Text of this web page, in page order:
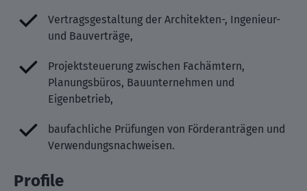
Vertragsgestaltung der Architekten-, Ingenieur-
und Bauverträge,
Projektsteuerung zwischen Fachämtern,
Planungsbüros, Bauunternehmen und
Eigenbetrieb,
baufachliche Prüfungen von Förderanträgen und
Verwendungsnachweisen.
Profile